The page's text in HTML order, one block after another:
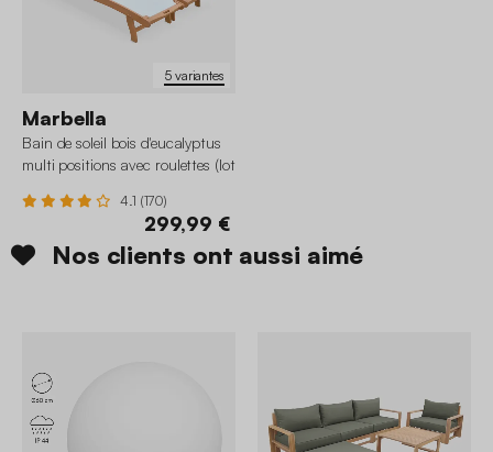
5 variantes
Marbella
Bain de soleil bois d'eucalyptus
multi positions avec roulettes (lot
4.1 (170)
299,99 €
Nos clients ont aussi aimé